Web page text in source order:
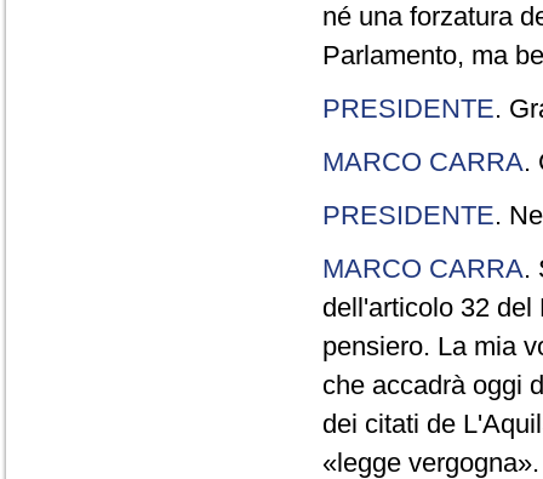
né una forzatura
Parlamento, ma
PRESIDENTE.
MARCO CARRA.
PRESIDENTE.
MARCO CARRA.
dell'articolo 32 del
pensiero. La mia
che accadrà oggi
dei citati de
«legge